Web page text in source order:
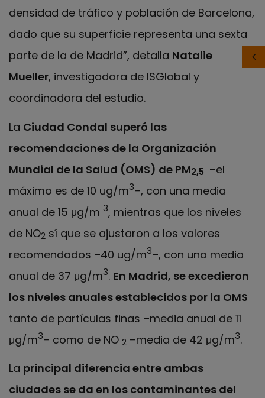
densidad de tráfico y población de Barcelona,
dado que su superficie representa una sexta
parte de la de Madrid”, detalla Natalie
Mueller, investigadora de ISGlobal y
coordinadora del estudio.
La Ciudad Condal superó las
recomendaciones de la Organización
Mundial de la Salud (OMS) de PM2,5 –el
máximo es de 10 ug/m3­–, con una media
anual de 15 μg/m 3­, mientras que los niveles
de NO2 sí que se ajustaron a los valores
recomendados –40 ug/m3–, con una media
anual de 37 μg/m3. En Madrid, se excedieron
los niveles anuales establecidos por la OMS
tanto de partículas finas ­–media anual de 11
μg/m3­– como de NO 2 ­–media de 42 μg/m3.
La principal diferencia entre ambas
ciudades se da en los contaminantes del